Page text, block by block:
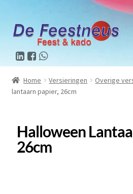
Home Versieringen Overige
lantaarn papier, 26cm
Halloween
26cm